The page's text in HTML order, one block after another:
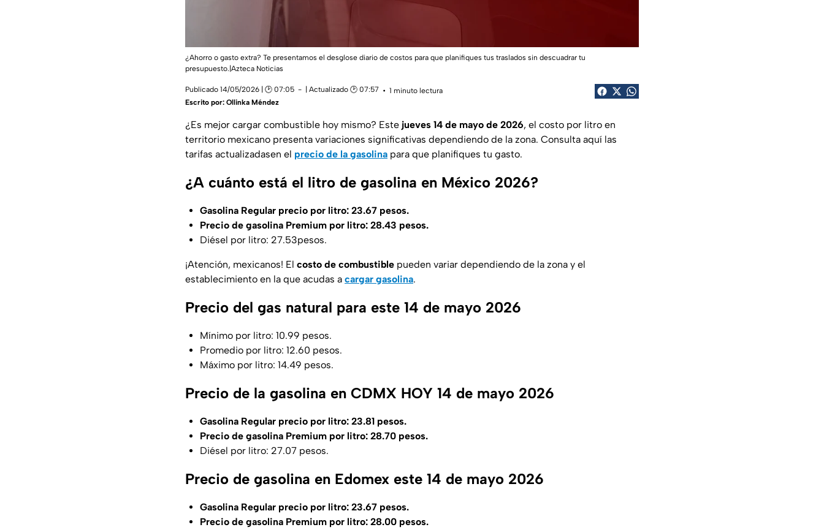
¿Ahorro o gasto extra? Te presentamos el desglose diario de costos para que planifiques tus traslados sin descuadrar tu
presupuesto.|Azteca Noticias
Publicado 14/05/2026 | 🕑 07:05 | Actualizado 🕑 07:57
1 minuto lectura
Escrito por: Ollinka Méndez
¿Es mejor cargar combustible hoy mismo? Este jueves 14 de mayo de 2026, el costo por litro en
territorio mexicano presenta variaciones significativas dependiendo de la zona. Consulta aquí las
tarifas actualizadasen el precio de la gasolina para que planifiques tu gasto.
¿A cuánto está el litro de gasolina en México 2026?
Gasolina Regular precio por litro: 23.67 pesos.
Precio de gasolina Premium por litro: 28.43 pesos.
Diésel por litro: 27.53pesos.
¡Atención, mexicanos! El costo de combustible pueden variar dependiendo de la zona y el
establecimiento en la que acudas a cargar gasolina.
Precio del gas natural para este 14 de mayo 2026
Mínimo por litro: 10.99 pesos.
Promedio por litro: 12.60 pesos.
Máximo por litro: 14.49 pesos.
Precio de la gasolina en CDMX HOY 14 de mayo 2026
Gasolina Regular precio por litro: 23.81 pesos.
Precio de gasolina Premium por litro: 28.70 pesos.
Diésel por litro: 27.07 pesos.
Precio de gasolina en Edomex este 14 de mayo 2026
Gasolina Regular precio por litro: 23.67 pesos.
Precio de gasolina Premium por litro: 28.00 pesos.